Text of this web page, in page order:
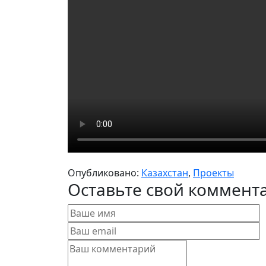
Опубликовано: Казахстан, Проекты
Оставьте свой